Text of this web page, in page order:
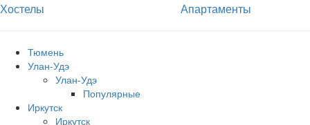
Хостелы
Апартаменты
Тюмень
Улан-Удэ
Улан-Удэ
Популярные
Иркутск
Иркутск